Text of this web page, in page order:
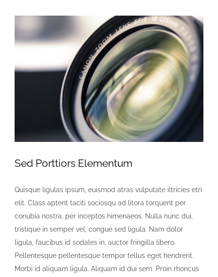
Image
Sed Porttiors Elementum
Quisque ligulas ipsum, euismod atras vulputate iltricies etri
elit. Class aptent taciti sociosqu ad litora torquent per
conubia nostra, per inceptos himenaeos. Nulla nunc dui,
tristique in semper vel, congue sed ligula. Nam dolor
ligula, faucibus id sodales in, auctor fringilla libero.
Pellentesque pellentesque tempor tellus eget hendrerit.
Morbi id aliquam ligula. Aliquam id dui sem. Proin rhoncus